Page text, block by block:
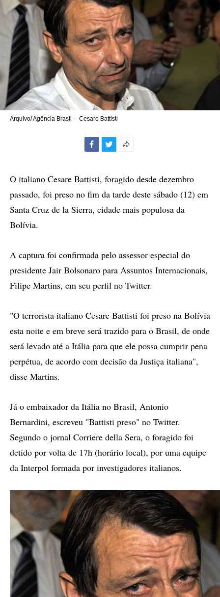
Arquivo/ Agência Brasil - Cesare Battisti
compartilhamento
O italiano Cesare Battisti, foragido desde dezembro
passado, foi preso no fim da tarde deste sábado (12) em
Santa Cruz de la Sierra, cidade mais populosa da
Bolívia.
A captura foi confirmada pelo assessor especial do
presidente Jair Bolsonaro para Assuntos Internacionais,
Filipe Martins, em seu perfil no Twitter.
"O terrorista italiano Cesare Battisti foi preso na Bolívia
esta noite e em breve será trazido para o Brasil, de onde
será levado até a Itália para que ele possa cumprir pena
perpétua, de acordo com decisão da Justiça italiana",
disse Martins.
Já o embaixador da Itália no Brasil, Antonio
Bernardini, escreveu "Battisti preso" no Twitter.
Segundo o jornal Corriere della Sera, o foragido foi
detido por volta de 17h (horário local), por uma equipe
da Interpol formada por investigadores italianos.